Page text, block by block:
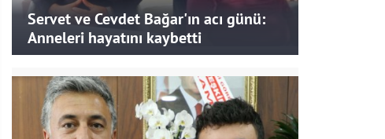
Servet ve Cevdet Bağar'ın acı günü:
Anneleri hayatını kaybetti